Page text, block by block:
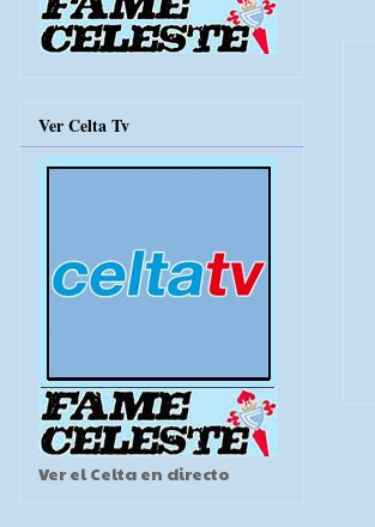
Ver Celta Tv
Ver el Celta en directo